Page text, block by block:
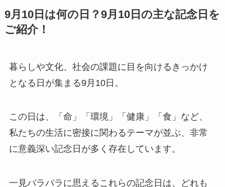
9月10日は何の日？9月10日の主な記念日を
ご紹介！
暮らしや文化、社会の課題に目を向けるきっかけ
となる日が集まる9月10日。
この日は、「命」「環境」「健康」「食」など、
私たちの生活に密接に関わるテーマが並ぶ、非常
に意義深い記念日が多く存在しています。
一見バラバラに思えるこれらの記念日は、どれも